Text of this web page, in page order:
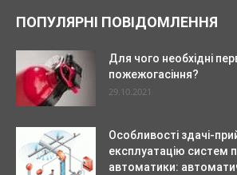
ПОПУЛЯРНІ ПОВІДОМЛЕННЯ
Для чого необхідні
пожежогасіння?
29.10.2021
Особливості здачі-
експлуатацію систем
автоматики: